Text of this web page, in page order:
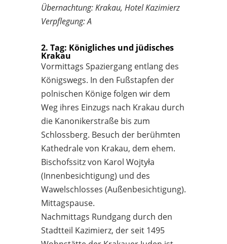
Übernachtung: Krakau, Hotel Kazimierz
Verpflegung: A
2. Tag: Königliches und jüdisches
Krakau
Vormittags Spaziergang entlang des
Königswegs. In den Fußstapfen der
polnischen Könige folgen wir dem
Weg ihres Einzugs nach Krakau durch
die Kanonikerstraße bis zum
Schlossberg. Besuch der berühmten
Kathedrale von Krakau, dem ehem.
Bischofssitz von Karol Wojtyła
(Innenbesichtigung) und des
Wawelschlosses (Außenbesichtigung).
Mittagspause.
Nachmittags Rundgang durch den
Stadtteil Kazimierz, der seit 1495